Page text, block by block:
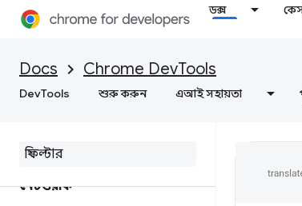
ডক্স
Docs Chrome DevTools
DevTools শুরু করুন এআই সহায়তা
স্থানীয়ভাবে ওয়েব সামগ্রী এবং HTTP
করুন
জাভাস্ক্রিপ্ট ডিবাগিং রেফারেন্স
নেটওয়ার্ক